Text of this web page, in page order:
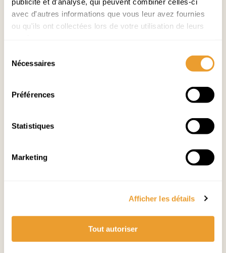
avec d'autres informations que vous leur avez fournies
ou qu'ils ont collectées lors de votre utilisation de leurs
Nécessaires
Préférences
Statistiques
Marketing
Afficher les détails
Tout autoriser
Halles de Sainte-Foy